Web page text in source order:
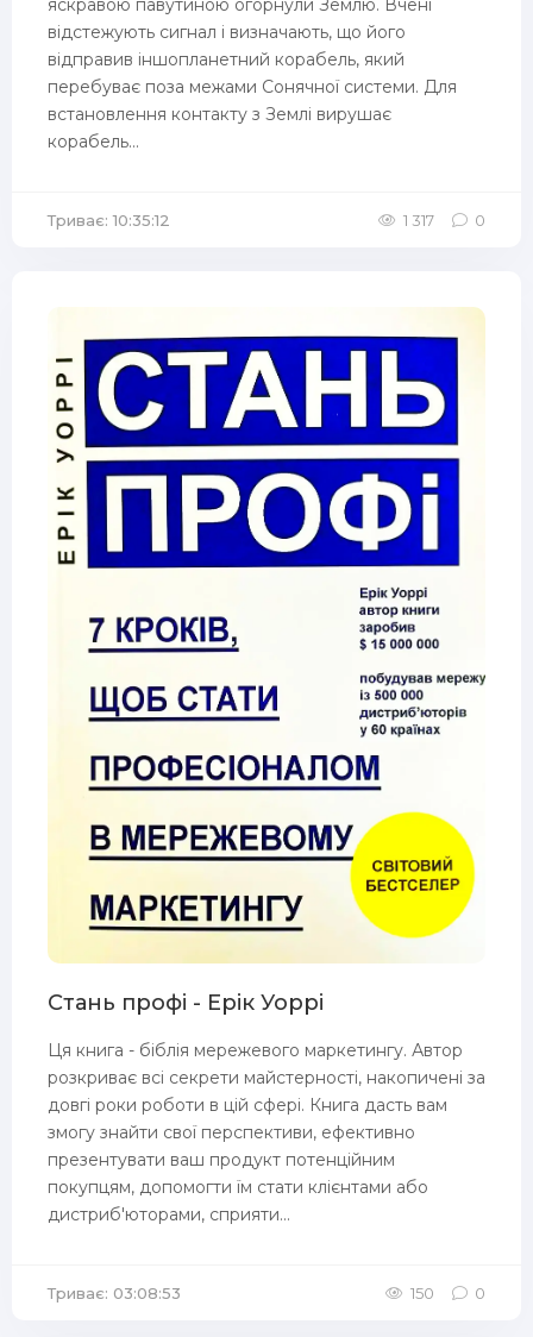
яскравою павутиною огорнули Землю. Вчені
відстежують сигнал і визначають, що його
відправив іншопланетний корабель, який
перебуває поза межами Сонячної системи. Для
встановлення контакту з Землі вирушає
корабель...
Триває: 10:35:12 1 317 0
Стань профі - Ерік Уоррі
Ця книга - біблія мережевого маркетингу. Автор
розкриває всі секрети майстерності, накопичені за
довгі роки роботи в цій сфері. Книга дасть вам
змогу знайти свої перспективи, ефективно
презентувати ваш продукт потенційним
покупцям, допомогти їм стати клієнтами або
дистриб'юторами, сприяти...
Триває: 03:08:53 150 0